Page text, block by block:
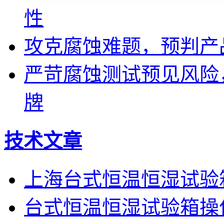
性
攻克腐蚀难题，预判
严苛腐蚀测试预见风
牌
技术文章
上海台式恒温恒湿试
台式恒温恒湿试验箱